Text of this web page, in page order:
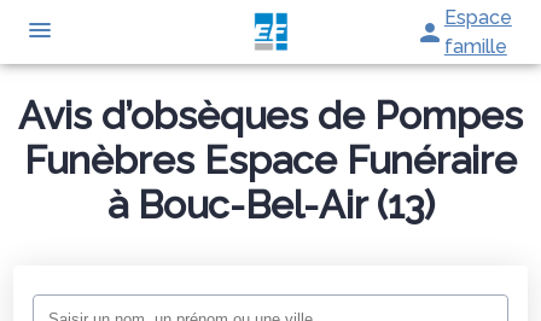
Espace
famille
ORGANISER DES OBSÈQUES
MONUMENTS FUNÉRAIRES
SERVICES AUX FAMILLES
ESPACES HOMMAGES
Avis d’obsèques de Pompes
Funèbres Espace Funéraire
à Bouc-Bel-Air (13)